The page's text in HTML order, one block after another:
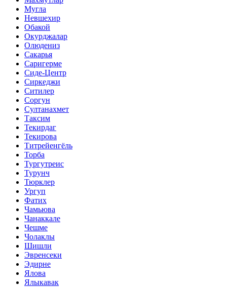
Мугла
Невшехир
Обакой
Окурджалар
Олюдениз
Сакарья
Саригерме
Сиде-Центр
Сиркеджи
Ситилер
Соргун
Султанахмет
Таксим
Текирдаг
Текирова
Титрейенгёль
Торба
Тургутреис
Турунч
Тюрклер
Ургуп
Фатих
Чамьюва
Чанаккале
Чешме
Чолаклы
Шишли
Эвренсеки
Эдирне
Ялова
Ялыкавак